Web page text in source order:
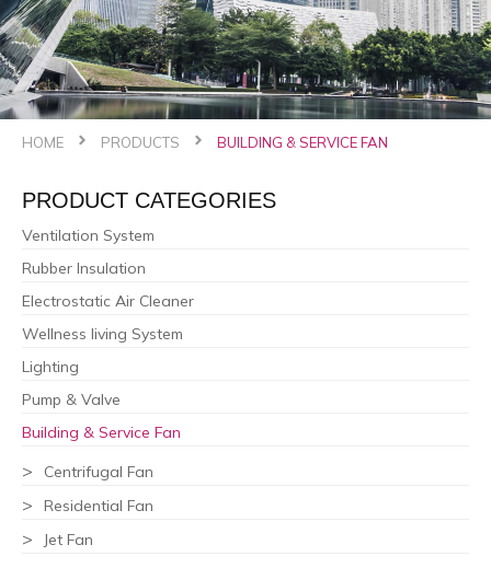
HOME PRODUCTS BUILDING & SERVICE FAN
PRODUCT CATEGORIES
Ventilation System
Rubber Insulation
Electrostatic Air Cleaner
Wellness living System
Lighting
Pump & Valve
Building & Service Fan
Centrifugal Fan
Residential Fan
Jet Fan